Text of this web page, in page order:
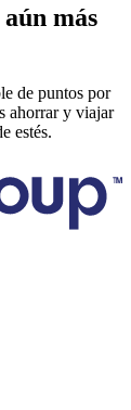
más
de puntos por
ahorrar y viajar
estés.